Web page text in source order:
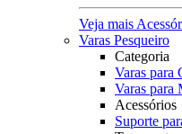
Veja mais
Varas Pesqueiro
Categoria
Varas para
Varas para
Acessórios
Suporte